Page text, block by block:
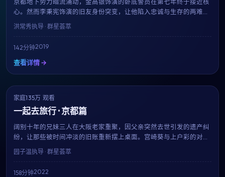
心。然而李秉宪饰演的旧友身份突变，让他陷入忠诚与生存的两难。
洪常秀的招牌长镜头与冷暖对比色调，在本片中再次令人窒息。
洪常秀执导 · 群星荟萃
142分钟2019
查看详情 →
趋势
家庭135万 观看
一起去旅行 · 京都篇
阔别十年的兄妹三人在大阪老家重聚，因父亲突然去世引发的遗产纠
纷，让那些被时间冲淡的旧账重新摆上桌面。宫崎葵与上户彩的对手
戏成为全片高光，园子温用温柔而锐利的镜头，剖开一个普通家庭的
真实褶皱。
园子温执导 · 群星荟萃
158分钟2022